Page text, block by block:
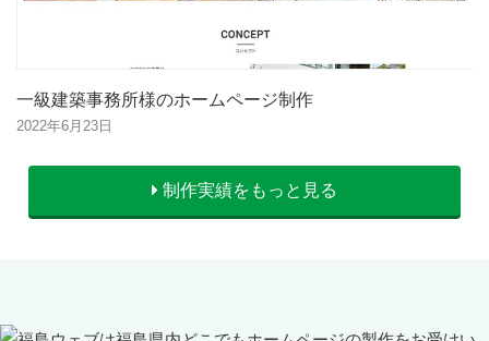
一級建築事務所様のホームページ制作
2022年6月23日
制作実績をもっと見る